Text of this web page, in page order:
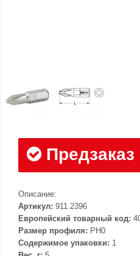
Предзаказ
Описание:
Артикул: 911.2396
Европейский товарный код:
Размер профиля: PH0
Содержимое упаковки: 1